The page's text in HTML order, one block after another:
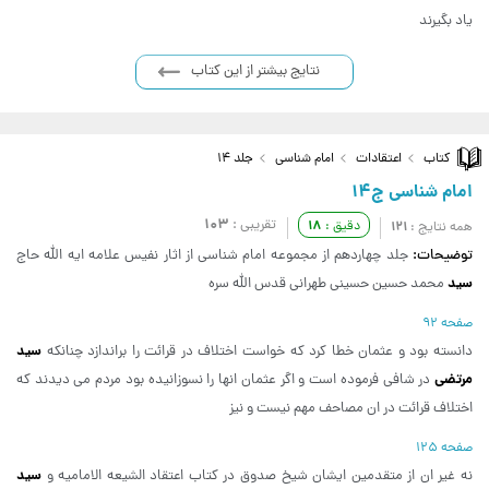
یاد بگیرند
نتایج بیشتر از این کتاب
کتاب اعتقادات امام شناسی جلد 14
امام شناسی ج14
همه نتایج : 121 دقیق : 18 تقریبی : 103
توضیحات:جلد چهاردهم از مجموعه امام شناسی از اثار نفیس علامه ایه الله حاج
سید محمد حسین حسینی طهرانی قدس الله سره
صفحه 92
دانسته بود و عثمان خطا کرد که خواست اختلاف در قرائت را براندازد چنانکه سید
مرتضی در شافی فرموده است و اگر عثمان انها را نسوزانیده بود مردم می دیدند که
اختلاف قرائت در ان مصاحف مهم نیست و نیز
صفحه 125
نه غیر ان از متقدمین ایشان شیخ صدوق در کتاب اعتقاد الشیعه الامامیه و سید